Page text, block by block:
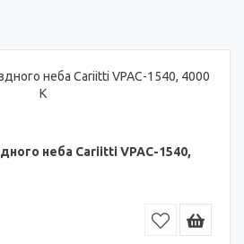
неба Cariitti VPAC-1540,